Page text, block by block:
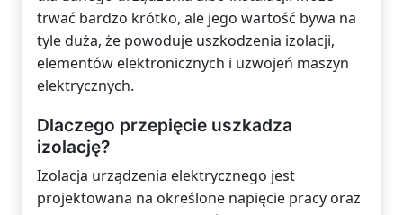
trwać bardzo krótko, ale jego wartość bywa na
tyle duża, że powoduje uszkodzenia izolacji,
elementów elektronicznych i uzwojeń maszyn
elektrycznych.
Dlaczego przepięcie uszkadza
izolację?
Izolacja urządzenia elektrycznego jest
projektowana na określone napięcie pracy oraz